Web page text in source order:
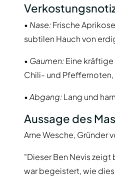
• Nase:Frische
subtilen Hauch von
• Gaumen:Eine
Chili- und
•Abgang:Lang und
Aussage des
Arne Wesche, Gründer
"Dieser Ben Nevis
war begeistert, wie